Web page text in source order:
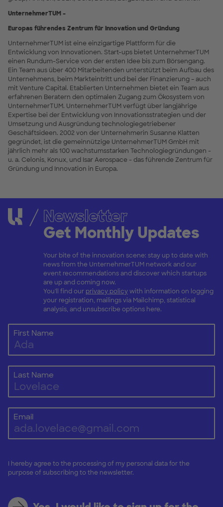
UnternehmerTUM –
Europas führendes Zentrum für Innovation und Gründung
UnternehmerTUM ist eine einzigartige Plattform für die
Entwicklung von Innovationen. Start-ups bietet UnternehmerTUM
einen Rundum-Service von der ersten Idee bis zum Börsengang.
Ein Team aus über 400 Mitarbeitenden unterstützt beim Aufbau des
Unternehmens, beim Markteintritt und bei der Finanzierung – auch
mit Venture Capital. Etablierten Unternehmen bietet ein Team aus
erfahrenen Beratern den optimalen Zugang zum Ökosystem von
UnternehmerTUM. UnternehmerTUM verfügt über langjährige
Expertise bei der Entwicklung von Innovationsstrategien und der
Umsetzung und Ausgründung technologiegetriebener
Geschäftsideen. 2002 von der Unternehmerin Susanne Klatten
gegründet, ist die gemeinnützige UnternehmerTUM GmbH mit
jährlich mehr als 100 wachstumsstarken Technologiegründungen -
u. a. Celonis, Konux, und Isar Aerospace - das führende Zentrum für
Gründung und Innovation in Europa.
Newsletter
Get Monthly Updates
Your bite of the innovation scene: stay up to date with
news from the UnternehmerTUM network and our
event recommendations and discover which startups
are up and coming now.
You'll find our privacy policywith information on logging
your registration, mailings via Mailchimp, statistical
analysis, and unsubscribe options here.
First Name
Last Name
Email
I hereby agree to the processing of my personal data for the
purpose of subscribing to the newsletter.